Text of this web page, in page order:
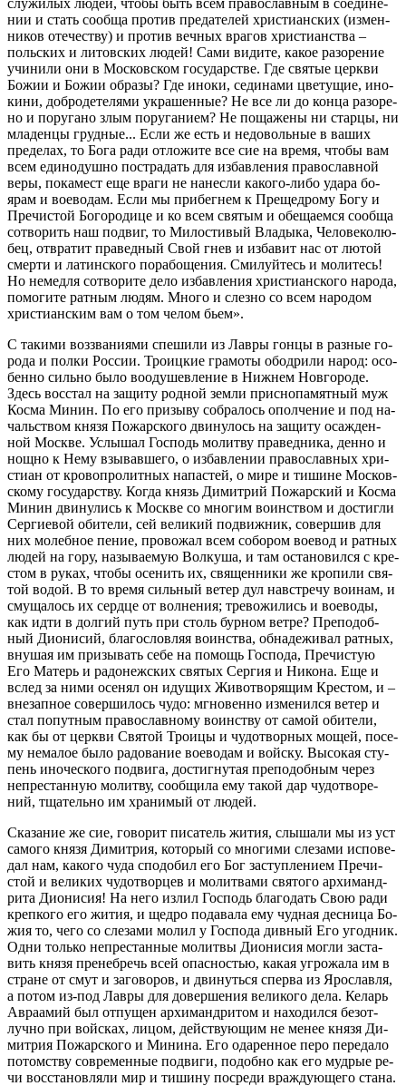
нии и стать со­об­ща про­тив пре­да­те­лей хри­сти­ан­ских (из­мен­
ни­ков оте­че­ству) и про­тив веч­ных вра­гов хри­сти­ан­ства –
поль­ских и ли­тов­ских лю­дей! Са­ми ви­ди­те, ка­кое ра­зо­ре­ние
учи­ни­ли они в Мос­ков­ском го­су­дар­стве. Где свя­тые церк­ви
Бо­жии и Бо­жии об­ра­зы? Где ино­ки, се­ди­на­ми цве­ту­щие, ино­
ки­ни, доб­ро­де­те­ля­ми укра­шен­ные? Не все ли до кон­ца ра­зо­ре­
но и по­ру­га­но злым по­ру­га­ни­ем? Не по­ща­же­ны ни стар­цы, ни
мла­ден­цы груд­ные... Ес­ли же есть и недо­воль­ные в ва­ших
пре­де­лах, то Бо­га ра­ди от­ло­жи­те все сие на вре­мя, чтобы вам
всем еди­но­душ­но по­стра­дать для из­бав­ле­ния пра­во­слав­ной
ве­ры, по­ка­мест еще вра­ги не на­нес­ли ка­ко­го-ли­бо уда­ра бо­
ярам и во­е­во­дам. Ес­ли мы при­бег­нем к Пре­щед­ро­му Бо­гу и
Пре­чи­стой Бо­го­ро­ди­це и ко всем свя­тым и обе­ща­ем­ся со­об­ща
со­тво­рить наш по­двиг, то Ми­ло­сти­вый Вла­ды­ка, Че­ло­ве­ко­лю­
бец, от­вра­тит пра­вед­ный Свой гнев и из­ба­вит нас от лю­той
смер­ти и ла­тин­ско­го по­ра­бо­ще­ния. Сми­луй­тесь и мо­ли­тесь!
Но немед­ля со­тво­ри­те де­ло из­бав­ле­ния хри­сти­ан­ско­го на­ро­да,
по­мо­ги­те рат­ным лю­дям. Мно­го и слез­но со всем на­ро­дом
хри­сти­ан­ским вам о том че­лом бьем».
С та­ки­ми воз­зва­ни­я­ми спе­ши­ли из Лав­ры гон­цы в раз­ные го­
ро­да и пол­ки Рос­сии. Тро­иц­кие гра­мо­ты обод­ри­ли на­род: осо­
бен­но силь­но бы­ло во­оду­шев­ле­ние в Ниж­нем Нов­го­ро­де.
Здесь вос­стал на за­щи­ту род­ной зем­ли прис­но­па­мят­ный муж
Кос­ма Ми­нин. По его при­зы­ву со­бра­лось опол­че­ние и под на­
чаль­ством кня­зя По­жар­ско­го дви­ну­лось на за­щи­ту оса­жден­
ной Москве. Услы­шал Гос­подь мо­лит­ву пра­вед­ни­ка, ден­но и
нощ­но к Нему взы­вав­ше­го, о из­бав­ле­нии пра­во­слав­ных хри­
сти­ан от кро­во­про­лит­ных на­па­стей, о ми­ре и ти­шине Мос­ков­
ско­му го­су­дар­ству. Ко­гда князь Ди­мит­рий По­жар­ский и Кос­ма
Ми­нин дви­ну­лись к Москве со мно­гим во­ин­ством и до­стиг­ли
Сер­ги­е­вой оби­те­ли, сей ве­ли­кий по­движ­ник, со­вер­шив для
них мо­леб­ное пе­ние, про­во­жал всем со­бо­ром во­е­вод и рат­ных
лю­дей на го­ру, на­зы­ва­е­мую Вол­ку­ша, и там оста­но­вил­ся с кре­
стом в ру­ках, чтобы осе­нить их, свя­щен­ни­ки же кро­пи­ли свя­
той во­дой. В то вре­мя силь­ный ве­тер дул на­встре­чу во­и­нам, и
сму­ща­лось их серд­це от вол­не­ния; тре­во­жи­лись и во­е­во­ды,
как ид­ти в дол­гий путь при столь бур­ном вет­ре? Пре­по­доб­
ный Ди­о­ни­сий, бла­го­слов­ляя во­ин­ства, об­на­де­жи­вал рат­ных,
вну­шая им при­зы­вать се­бе на по­мощь Гос­по­да, Пре­чи­стую
Его Ма­терь и ра­до­неж­ских свя­тых Сер­гия и Ни­ко­на. Еще и
вслед за ни­ми осе­нял он иду­щих Жи­во­тво­ря­щим Кре­стом, и –
вне­зап­ное со­вер­ши­лось чу­до: мгно­вен­но из­ме­нил­ся ве­тер и
стал по­пут­ным пра­во­слав­но­му во­ин­ству от са­мой оби­те­ли,
как бы от церк­ви Свя­той Тро­и­цы и чу­до­твор­ных мо­щей, по­се­
му нема­лое бы­ло ра­до­ва­ние во­е­во­дам и вой­ску. Вы­со­кая сту­
пень ино­че­ско­го по­дви­га, до­стиг­ну­тая пре­по­доб­ным через
непре­стан­ную мо­лит­ву, со­об­щи­ла ему та­кой дар чу­до­тво­ре­
ний, тща­тель­но им хра­ни­мый от лю­дей.
Ска­за­ние же сие, го­во­рит пи­са­тель жи­тия, слы­ша­ли мы из уст
са­мо­го кня­зя Ди­мит­рия, ко­то­рый со мно­ги­ми сле­за­ми ис­по­ве­
дал нам, ка­ко­го чу­да спо­до­бил его Бог за­ступ­ле­ни­ем Пре­чи­
стой и ве­ли­ких чу­до­твор­цев и мо­лит­ва­ми свя­то­го ар­хи­манд­
ри­та Ди­о­ни­сия! На него из­лил Гос­подь бла­го­дать Свою ра­ди
креп­ко­го его жи­тия, и щед­ро по­да­ва­ла ему чуд­ная дес­ни­ца Бо­
жия то, че­го со сле­за­ми мо­лил у Гос­по­да див­ный Его угод­ник.
Од­ни толь­ко непре­стан­ные мо­лит­вы Ди­о­ни­сия мог­ли за­ста­
вить кня­зя пре­не­бречь всей опас­но­стью, ка­кая угро­жа­ла им в
стране от смут и за­го­во­ров, и дви­нуть­ся спер­ва из Яро­слав­ля,
а по­том из-под Лав­ры для до­вер­ше­ния ве­ли­ко­го де­ла. Ке­ларь
Ав­ра­амий был от­пу­щен ар­хи­манд­ри­том и на­хо­дил­ся без­от­
луч­но при вой­сках, ли­цом, дей­ству­ю­щим не ме­нее кня­зя Ди­
мит­рия По­жар­ско­го и Ми­ни­на. Его ода­рен­ное пе­ро пе­ре­да­ло
потом­ству совре­мен­ные по­дви­ги, по­доб­но как его муд­рые ре­
чи вос­ста­нов­ля­ли мир и ти­ши­ну по­сре­ди враж­ду­ю­ще­го ста­на.